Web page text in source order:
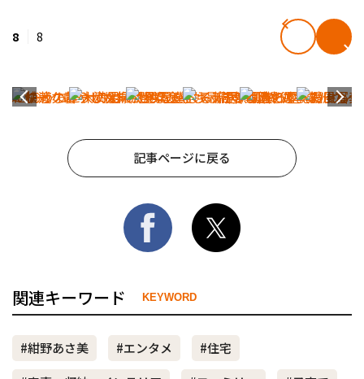
8 8
記事ページに戻る
関連キーワード KEYWORD
#紺野あさ美 #エンタメ
#住宅